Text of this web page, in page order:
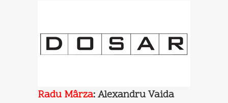
Radu Mârza:Alexandru Vaida